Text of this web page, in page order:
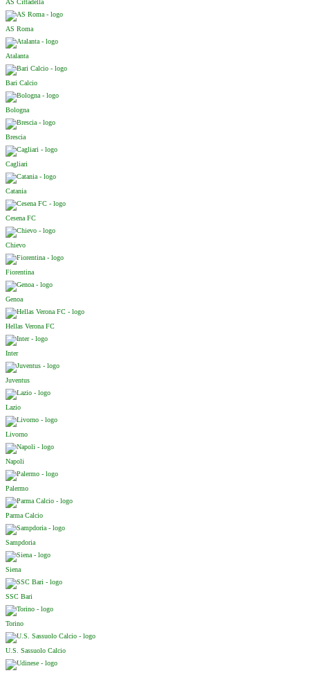
AS Cittadella
AS Roma
Atalanta
Bari Calcio
Bologna
Brescia
Cagliari
Catania
Cesena FC
Chievo
Fiorentina
Genoa
Hellas Verona FC
Inter
Juventus
Lazio
Livorno
Napoli
Palermo
Parma Calcio
Sampdoria
Siena
SSC Bari
Torino
U.S. Sassuolo Calcio